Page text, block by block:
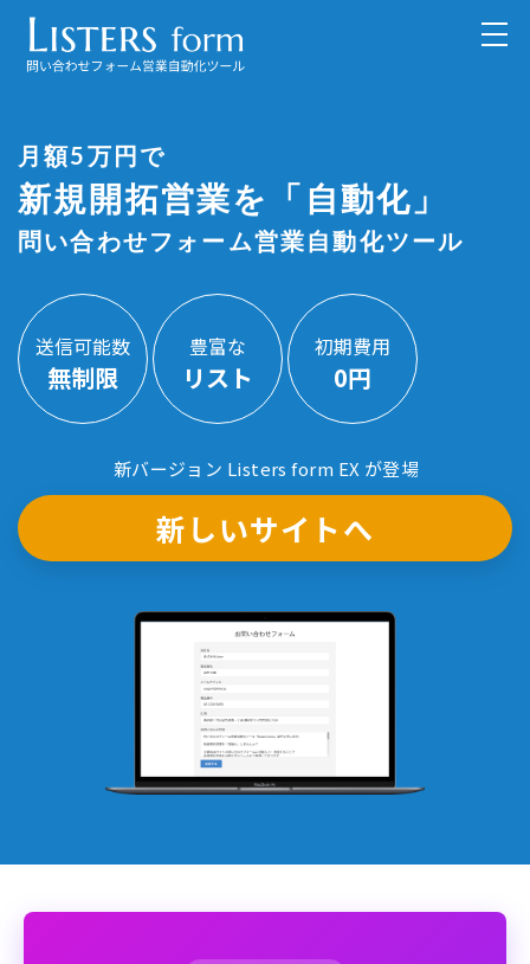
#}
月額5万円で
新規開拓営業を「自動化」
問い合わせフォーム営業自動化ツール
送信可能数
無制限
豊富な
リスト
初期費用
0円
新バージョン Listers form EX が登場
新しいサイトへ